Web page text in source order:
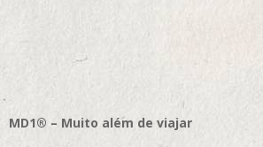
MD1® – Muito além de viajar